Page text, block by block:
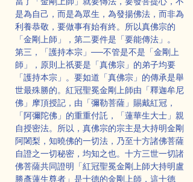
是為自己，而是為眾生，為發揚佛法，而非為
利養恭敬，要做事有始有終。所以真佛宗的
「金剛上師」，第二要件是「要能傳法」。
第三，「護持本宗」──不管是不是「金剛上
師」，原則上祇要是「真佛宗」的弟子均要
「護持本宗」。要如道「真佛宗」的傳承是舉
世最殊勝的。紅冠聖冕金剛上師由「釋迦牟尼
佛」摩頂授記，由「彌勒菩薩」賜戴紅冠，
「阿彌陀佛」的重重付託，「蓮華生大士」親
自授密法。所以，真佛宗的宗主是大持明金剛
阿闍梨，知曉佛的一切法，乃至十方諸佛菩薩
自證之一切秘密，均知之也。十方三世一切諸
佛菩薩共同證明「紅冠聖冕金剛上師大持明盧
勝彥蓮生尊者」是十德的金剛上師，這十德